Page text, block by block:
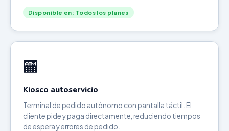
Disponible en: Todos los planes
🏧
Kiosco autoservicio
Terminal de pedido autónomo con pantalla táctil. El
cliente pide y paga directamente, reduciendo tiempos
de espera y errores de pedido.